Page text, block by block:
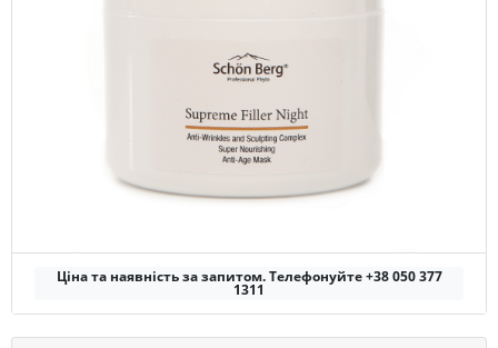
Ціна та наявність за запитом. Телефонуйте +38 050 377
1311